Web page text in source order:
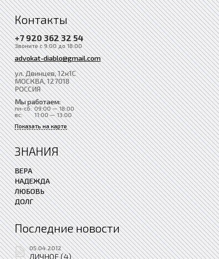
Контакты
+7 920 362 32 54
Звоните с 9:00 до 18:00
advokat-diablo@gmail.com
ул. Двинцев, 12к1С
МОСКВА, 127018
РОССИЯ
Мы работаем:
пн-сб: 09:00 — 18:00
вс:
11:00 — 13:00
Показать на карте
ЗНАНИЯ
ВЕРА
НАДЕЖДА
ЛЮБОВЬ
ДОЛГ
Последние новости
05.04.2012
ЛИЧНОЕ (4)